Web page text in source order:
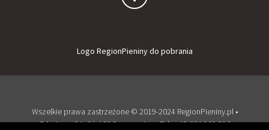
Logo RegionPieniny do pobrania
Wszelkie prawa zastrzeżone © 2019-2024 RegionPieniny.pl •
Zdrojowa 2A, 34-460 Szczawnica • Tel: + 48 664 909 516